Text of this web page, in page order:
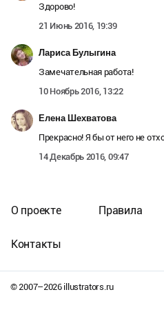
Здорово!
21 Июнь 2016, 19:39
Лариса Булыгина
Замечательная работа!
10 Ноябрь 2016, 13:22
Елена Шехватова
Прекрасно! Я бы от него не
14 Декабрь 2016, 09:47
© 2007–2026illustrators.ru
О проекте Правила
Контакты